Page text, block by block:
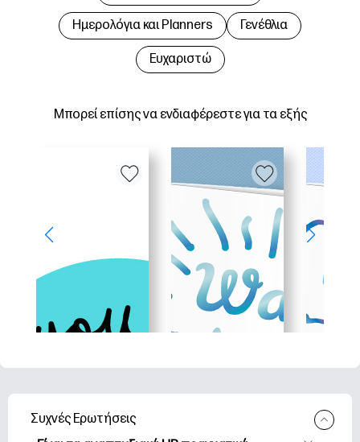
Μπορεί επίσης να ενδιαφέρεστε για τα εξής
Hμερολόγια και Planners Γενέθλια
Ευχαριστώ
Συχνές Ερωτήσεις